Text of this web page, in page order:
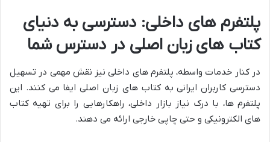
پلتفرم های داخلی: دسترسی به دنیای
کتاب های زبان اصلی در دسترس شما
در کنار خدمات واسطه، پلتفرم های داخلی نیز نقش مهمی در تسهیل
دسترسی کاربران ایرانی به کتاب های زبان اصلی ایفا می کنند. این
پلتفرم ها، با درک نیاز بازار داخلی، راهکارهایی را برای تهیه کتاب
های الکترونیکی و حتی چاپی خارجی ارائه می دهند.